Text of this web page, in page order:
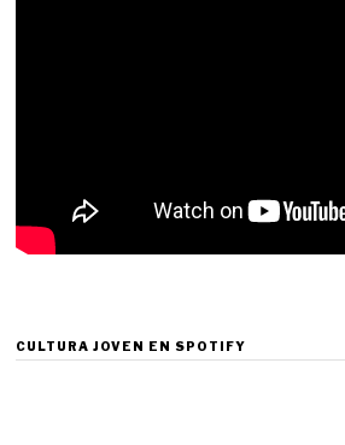
CULTURA JOVEN EN SPOTIFY